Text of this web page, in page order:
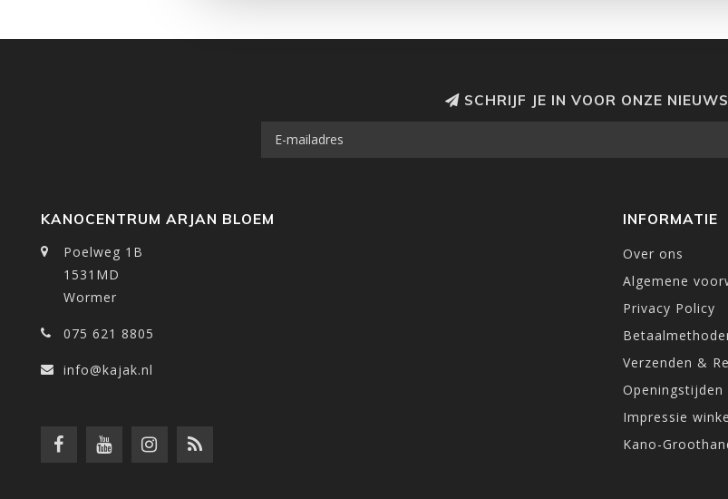
SCHRIJF JE IN VOOR ONZE
KANOCENTRUM ARJAN BLOEM
Poelweg 1B
1531MD
Wormer
075 621 8805
info@kajak.nl
INFORMATIE
Over ons
Algemene
Privacy Policy
Verzenden &
Impressie
Kano-